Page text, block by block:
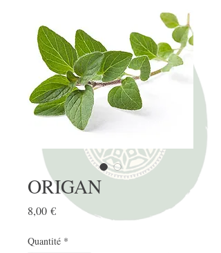
ORIGAN
8,00 €Prix
Quantité *